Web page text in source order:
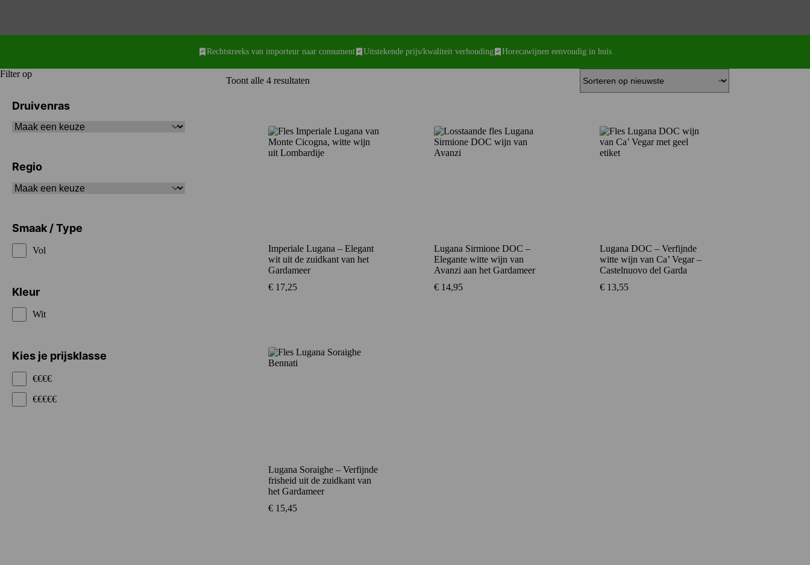
Rechtstreeks van importeur naar consument Uitstekende prijs/kwaliteit verhouding Horecawijnen eenvoudig in huis
Toont alle 4 resultatenGesorteerd
Imperiale Lugana – Elegant
wit uit de zuidkant van het
Gardameer
€17,25
Lugana Sirmione DOC –
Elegante witte wijn van
Avanzi aan het Gardameer
€14,95
Lugana DOC – Verfijnde
witte wijn van Ca’ Vegar –
Castelnuovo del Garda
€13,55
Lugana Soraighe – Verfijnde
frisheid uit de zuidkant van
het Gardameer
€15,45
Filter op
Druivenras
Regio
Smaak / Type
Vol
Kleur
Wit
Kies je prijsklasse
€€€€
€€€€€